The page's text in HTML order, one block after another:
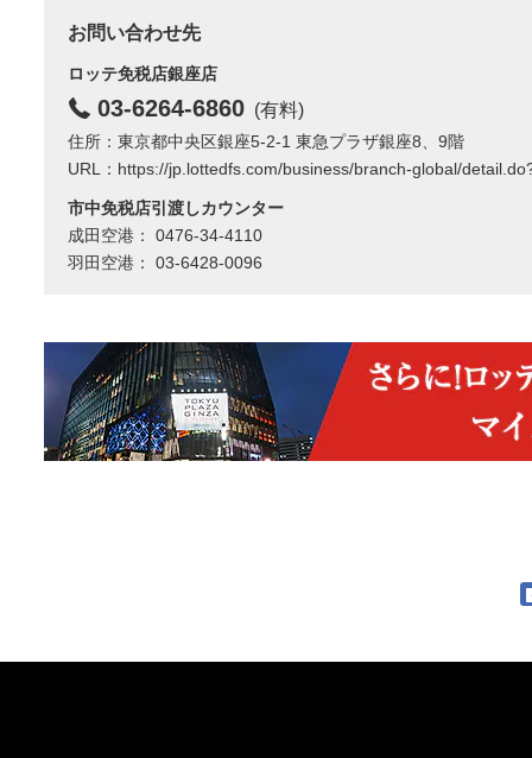
お問い合わせ先
ロッテ免税店銀座店
03-6264-6860 (有料)
住所：東京都中央区銀座5-2-1 東急プラザ銀座8、9階
URL：https://jp.lottedfs.com/business/branch-global/
市中免税店引渡しカウンター
成田空港： 0476-34-4110
羽田空港： 03-6428-0096